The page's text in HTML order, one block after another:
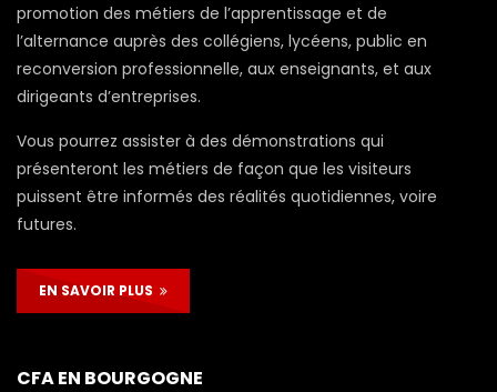
promotion des métiers de l’apprentissage et de
l’alternance auprès des collégiens, lycéens, public en
reconversion professionnelle, aux enseignants, et aux
dirigeants d’entreprises.
Vous pourrez assister à des démonstrations qui
présenteront les métiers de façon que les visiteurs
puissent être informés des réalités quotidiennes, voire
futures.
EN SAVOIR PLUS
CFA EN BOURGOGNE